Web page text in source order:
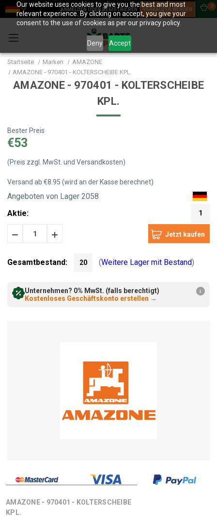
Our website uses cookies to give you the best and most
relevant experience. By clicking on accept, you give your
consent to the use of cookies as per our privacy policy.
Deny Accept
ANMELDEN ODER REGISTRIEREN VERKÄUFER WERDEN
0
Startseite Marken
AMAZONE
AMAZONE - 970401 - KOLTERSCHEIBE KPL.
AMAZONE - 970401 - KOLTERSCHEIBE
KPL.
Bester Preis
€53
(Preis zzgl. MwSt. und Versandkosten)
Versand ab €8.95 (wird an der Kasse berechnet)
Angeboten von Lager 2058
Aktie:
1
Menge Menge
Gesamtbestand: 20 (Weitere Lager mit Bestand)
Unternehmen? 0% MwSt. (falls berechtigt)
Kostenloses Geschäftskonto erstellen →
i
AMAZONE - 970401 - KOLTERSCHEIBE
KPL.